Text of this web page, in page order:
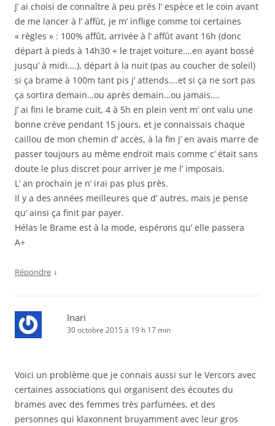
J’ ai choisi de connaître à peu près l’ espèce et le coin avant
de me lancer à l’ affût, je m’ inflige comme toi certaines
« règles » : 100% affût, arrivée à l’ affût avant 16h (donc
départ à pieds à 14h30 + le trajet voiture….en ayant bossé
jusqu’ à midi….), départ à la nuit (pas au coucher de soleil)
si ça brame à 100m tant pis j’ attends….et si ça ne sort pas
ça sortira demain…ou après demain…ou jamais….
J’ ai fini le brame cuit, 4 à 5h en plein vent m’ ont valu une
bonne crève pendant 15 jours, et je connaissais chaque
caillou de mon chemin d’ accès, à la fin j’ en avais marre de
passer toujours au même endroit mais comme c’ était sans
doute le plus discret pour arriver je me l’ imposais.
L’ an prochain je n’ irai pas plus près.
Il y a des années meilleures que d’ autres, mais je pense
qu’ ainsi ça finit par payer.
Hélas le Brame est à la mode, espérons qu’ elle passera
A+
Répondre ↓
Inari
30 octobre 2015 à 19 h 17 min
Voici un problème que je connais aussi sur le Vercors avec
certaines associations qui organisent des écoutes du
brames avec des femmes très parfumées, et des
personnes qui klaxonnent bruyamment avec leur gros